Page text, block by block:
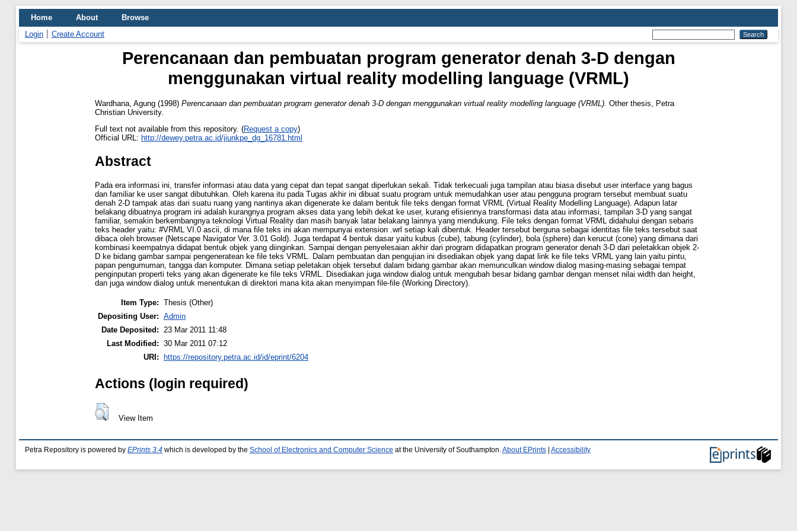
Home About
Browse
Login
Create Account
Perencanaan dan pembuatan program generator denah 3-D dengan
menggunakan virtual reality modelling language (VRML)
Wardhana, Agung (1998) Perencanaan dan pembuatan program generator denah 3-D dengan menggunakan virtual reality modelling language (VRML). Other thesis, Petra
Christian University.
Full text not available from this repository. (Request a copy)
Official URL: http://dewey.petra.ac.id/jiunkpe_dg_16781.html
Abstract
Pada era informasi ini, transfer informasi atau data yang cepat dan tepat sangat diperlukan sekali. Tidak terkecuali juga tampilan atau biasa disebut user interface yang bagus
dan familiar ke user sangat dibutuhkan. Oleh karena itu pada Tugas akhir ini dibuat suatu program untuk memudahkan user atau pengguna program tersebut membuat suatu
denah 2-D tampak atas dari suatu ruang yang nantinya akan digenerate ke dalam bentuk file teks dengan format VRML (Virtual Reality Modelling Language). Adapun latar
belakang dibuatnya program ini adalah kurangnya program akses data yang lebih dekat ke user, kurang efisiennya transformasi data atau informasi, tampilan 3-D yang sangat
familiar, semakin berkembangnya teknologi Virtual Reality dan masih banyak latar belakang lainnya yang mendukung. File teks dengan format VRML didahului dengan sebaris
teks header yaitu: #VRML VI.0 ascii, di mana file teks ini akan mempunyai extension .wrl setiap kali dibentuk. Header tersebut berguna sebagai identitas file teks tersebut saat
dibaca oleh browser (Netscape Navigator Ver. 3.01 Gold). Juga terdapat 4 bentuk dasar yaitu kubus (cube), tabung (cylinder), bola (sphere) dan kerucut (cone) yang dimana dari
kombinasi keempatnya didapat bentuk objek yang diinginkan. Sampai dengan penyelesaian akhir dari program didapatkan program generator denah 3-D dari peletakkan objek 2-
D ke bidang gambar sampai pengeneratean ke file teks VRML. Dalam pembuatan dan pengujian ini disediakan objek yang dapat link ke file teks VRML yang lain yaitu pintu,
papan pengumuman, tangga dan komputer. Dimana setiap peletakan objek tersebut dalam bidang gambar akan memunculkan window dialog masing-masing sebagai tempat
penginputan properti teks yang akan digenerate ke file teks VRML. Disediakan juga window dialog untuk mengubah besar bidang gambar dengan menset nilai width dan height,
dan juga window dialog untuk menentukan di direktori mana kita akan menyimpan file-file (Working Directory).
Item Type: Thesis (Other)
Depositing User: Admin
Date Deposited:
23 Mar 2011 11:48
Last Modified: 30 Mar 2011 07:12
URI: https://repository.petra.ac.id/id/eprint/6204
Actions (login required)
View Item
Petra Repository is powered by EPrints 3.4 which is developed by the School of Electronics and Computer Science at the University of Southampton. About EPrints Accessibility